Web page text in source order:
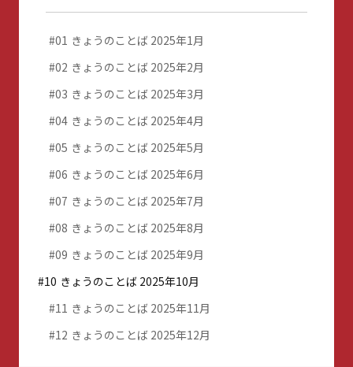
01 きょうのことば 2025年1月
02 きょうのことば 2025年2月
03 きょうのことば 2025年3月
04 きょうのことば 2025年4月
05 きょうのことば 2025年5月
06 きょうのことば 2025年6月
07 きょうのことば 2025年7月
08 きょうのことば 2025年8月
09 きょうのことば 2025年9月
10 きょうのことば 2025年10月
11 きょうのことば 2025年11月
12 きょうのことば 2025年12月